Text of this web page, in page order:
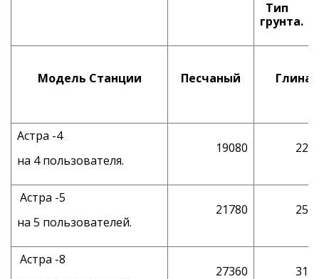
Тип
грунта.
Модель Станции Песчаный Глина
Астра -4
на 4 пользователя.
19080
Астра -5
на 5 пользователей.
21780
Астра -8
27360